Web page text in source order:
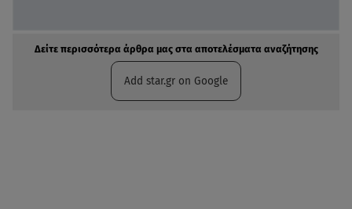
Δείτε περισσότερα άρθρα μας στα αποτελέσματα αναζήτησης
Add star.gr on Google